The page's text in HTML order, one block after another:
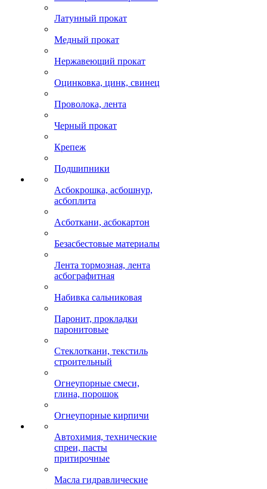
Латунный прокат
Медный прокат
Нержавеющий прокат
Оцинковка, цинк, свинец
Проволока, лента
Черный прокат
Крепеж
Подшипники
Асбокрошка, асбошнур,
асбоплита
Асботкани, асбокартон
Безасбестовые материалы
Лента тормозная, лента
асбографитная
Набивка сальниковая
Паронит, прокладки
паронитовые
Стеклоткани, текстиль
строительный
Огнеупорные смеси,
глина, порошок
Огнеупорные кирпичи
Автохимия, технические
спреи, пасты
притирочные
Масла гидравлические